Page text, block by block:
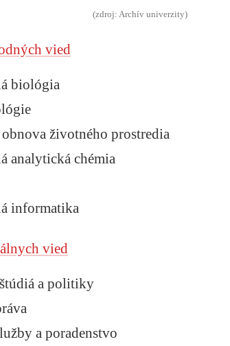
(zdroj: Archív univerzity)
vied
biológia
obnova životného prostredia
analytická chémia
informatika
vied
a politiky
a poradenstvo